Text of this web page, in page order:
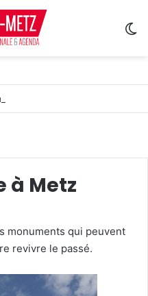
à Metz
monuments qui peuvent
revivre le passé.